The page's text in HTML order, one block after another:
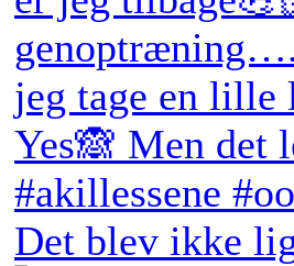
Det blev ikke